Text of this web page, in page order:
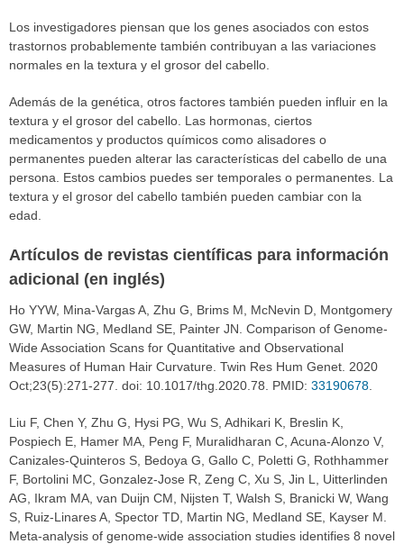
Los investigadores piensan que los genes asociados con estos
trastornos probablemente también contribuyan a las variaciones
normales en la textura y el grosor del cabello.
Además de la genética, otros factores también pueden influir en la
textura y el grosor del cabello. Las hormonas, ciertos
medicamentos y productos químicos como alisadores o
permanentes pueden alterar las características del cabello de una
persona. Estos cambios puedes ser temporales o permanentes. La
textura y el grosor del cabello también pueden cambiar con la
edad.
Artículos de revistas científicas para información
adicional (en inglés)
Ho YYW, Mina-Vargas A, Zhu G, Brims M, McNevin D, Montgomery
GW, Martin NG, Medland SE, Painter JN. Comparison of Genome-
Wide Association Scans for Quantitative and Observational
Measures of Human Hair Curvature. Twin Res Hum Genet. 2020
Oct;23(5):271-277. doi: 10.1017/thg.2020.78. PMID: 33190678
Liu F, Chen Y, Zhu G, Hysi PG, Wu S, Adhikari K, Breslin K,
Pospiech E, Hamer MA, Peng F, Muralidharan C, Acuna-Alonzo V,
Canizales-Quinteros S, Bedoya G, Gallo C, Poletti G, Rothhammer
F, Bortolini MC, Gonzalez-Jose R, Zeng C, Xu S, Jin L, Uitterlinden
AG, Ikram MA, van Duijn CM, Nijsten T, Walsh S, Branicki W, Wang
S, Ruiz-Linares A, Spector TD, Martin NG, Medland SE, Kayser M.
Meta-analysis of genome-wide association studies identifies 8 novel